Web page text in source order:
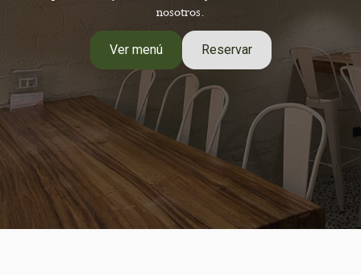
nosotros.
Ver menú Reservar